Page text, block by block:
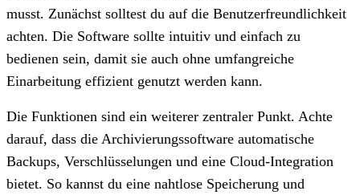
musst. Zunächst solltest du auf die Benutzerfreundlichkeit
achten. Die Software sollte intuitiv und einfach zu
bedienen sein, damit sie auch ohne umfangreiche
Einarbeitung effizient genutzt werden kann.
Die Funktionen sind ein weiterer zentraler Punkt. Achte
darauf, dass die Archivierungssoftware automatische
Backups, Verschlüsselungen und eine Cloud-Integration
bietet. So kannst du eine nahtlose Speicherung und